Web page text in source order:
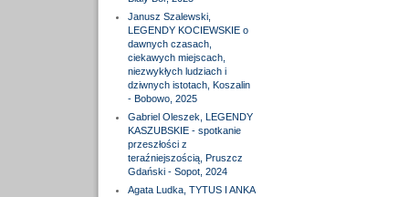
Janusz Szalewski,
LEGENDY KOCIEWSKIE o
dawnych czasach,
ciekawych miejscach,
niezwykłych ludziach i
dziwnych istotach, Koszalin
- Bobowo, 2025
Gabriel Oleszek, LEGENDY
KASZUBSKIE - spotkanie
przeszłości z
teraźniejszością, Pruszcz
Gdański - Sopot, 2024
Agata Ludka, TYTUS I ANKA